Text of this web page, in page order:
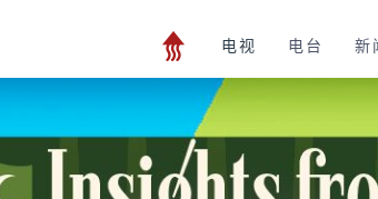
电视 电台 新